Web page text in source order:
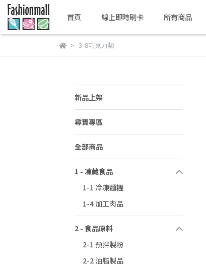
首頁 線上即時刷卡 所有商品
3-8巧克力類
新品上架
尋寶專區
全部商品
1 - 凍藏食品
1-1 冷凍麵糰
1-4 加工肉品
2 - 食品原料
2-1 預拌製粉
2-2 油脂製品